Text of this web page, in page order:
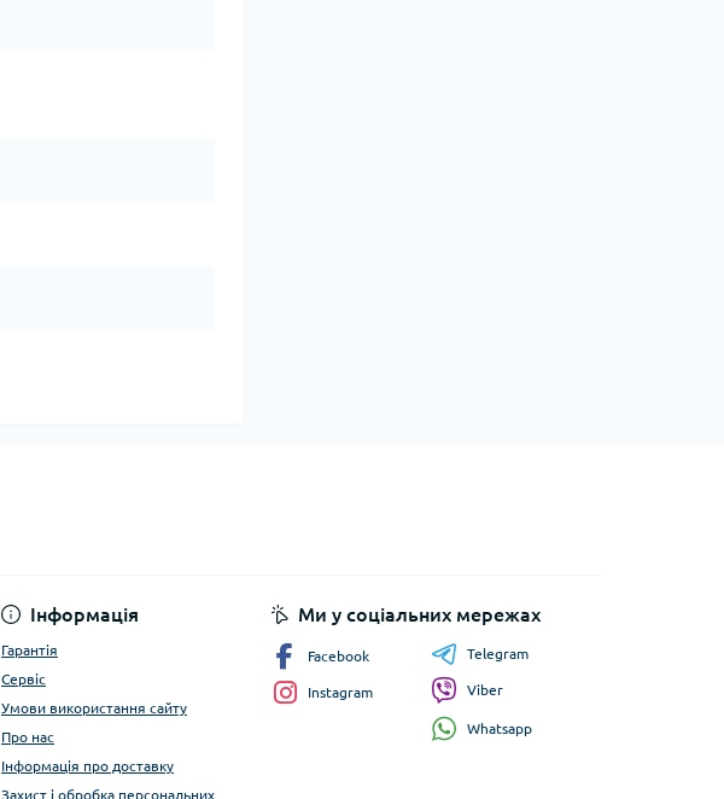
Інформація
Гарантія
Сервіс
Умови використання сайту
Про нас
Інформація про доставку
Захист і обробка персональних
Ми у соціальних мережах
Facebook
Instagram
Telegram
Viber
Whatsapp